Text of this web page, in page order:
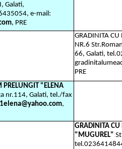
Galati,
e-mail:
, PRE
GRADINITA
NR.6
66, Galati,
PRE
PRELUNGIT "ELENA
nr.114, Galati, tel./fax
,
GRADINITA CU
"MUGUREL"